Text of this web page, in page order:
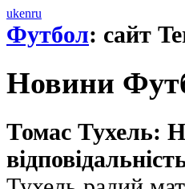
ukenru
Футбол: сайт
Новини
Томас Тухель: